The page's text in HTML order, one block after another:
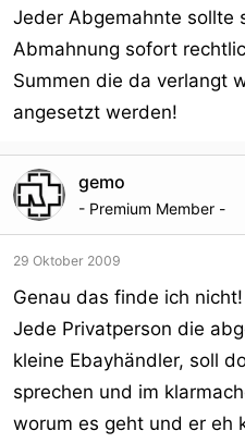
Jeder Abgemahnte sollte
Abmahnung sofort
Summen die da verlangt
angesetzt werden!
gemo
- Premium Member -
29 Oktober 2009
Genau das finde ich nicht!
Jede Privatperson die
kleine Ebayhändler, soll
sprechen und im
worum es geht und er eh